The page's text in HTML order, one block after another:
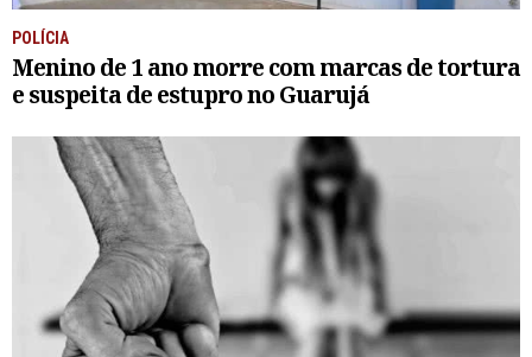
POLÍCIA
Menino de 1 ano morre com marcas de tortura
e suspeita de estupro no Guarujá